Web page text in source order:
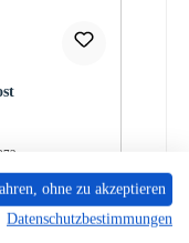
4 Tage
ohne zu akzeptieren
Datenschutzbestimmungen